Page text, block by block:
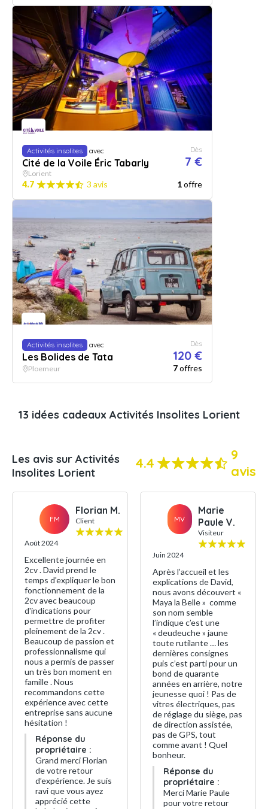
Activités insolites avec
Cité de la Voile Éric Tabarly
Dès
7 €
Lorient
4.7 3 avis 1offre
Activités insolites avec
Les Bolides de Tata
Dès
120 €
Ploemeur 7offres
13 idées cadeaux Activités Insolites Lorient
Les avis sur Activités
Insolites Lorient
4.4
9
avis
FM
Florian M.
Client
Août 2024
Excellente journée en
2cv . David prend le
temps d'expliquer le bon
fonctionnement de la
2cv avec beaucoup
d'indications pour
permettre de profiter
pleinement de la 2cv .
Beaucoup de passion et
professionnalisme qui
nous a permis de passer
un très bon moment en
famille . Nous
recommandons cette
expérience avec cette
entreprise sans aucune
hésitation !
Réponse du
propriétaire :
Grand merci Florian
de votre retour
d’expérience. Je suis
ravi que vous ayez
apprécié cette
MV
Marie
Paule V.
Visiteur
Juin 2024
Après l’accueil et les
explications de David,
nous avons découvert «
Maya la Belle » comme
son nom semble
l’indique c’est une
« deudeuche » jaune
toute rutilante … les
dernières consignes
puis c’est parti pour un
bond de quarante
années en arrière, notre
jeunesse quoi ! Pas de
vitres électriques, pas
de réglage du siège, pas
de direction assistée,
pas de GPS, tout
comme avant ! Quel
bonheur.
Réponse du
propriétaire :
Merci Marie Paule
pour votre retour